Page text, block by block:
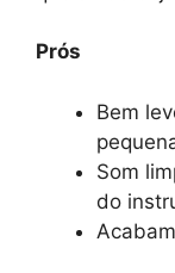
Prós
Bem
Som
do